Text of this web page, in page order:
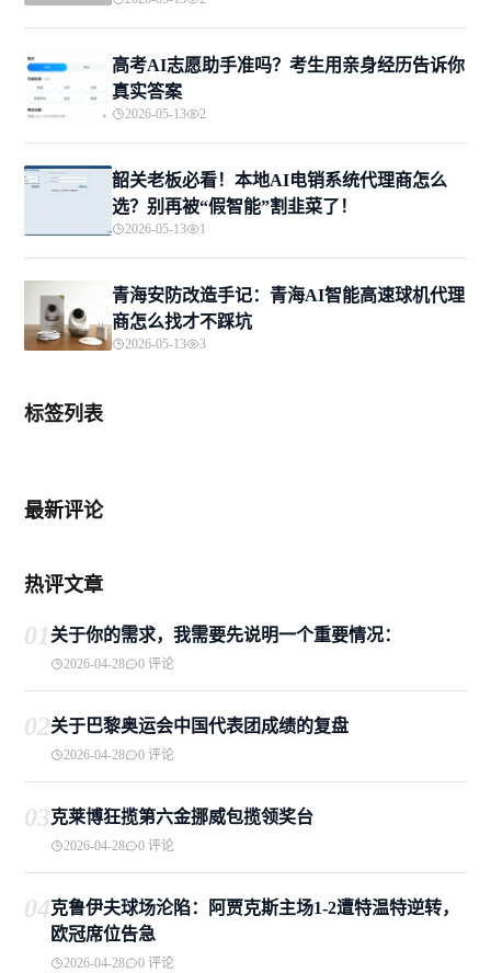
高考AI志愿助手准吗？考生用亲身经历告诉你
真实答案
2026-05-13 2
韶关老板必看！本地AI电销系统代理商怎么
选？别再被“假智能”割韭菜了！
2026-05-13 1
青海安防改造手记：青海AI智能高速球机代理
商怎么找才不踩坑
2026-05-13 3
标签列表
最新评论
热评文章
01关于你的需求，我需要先说明一个重要情况：
2026-04-28 0 评论
02关于巴黎奥运会中国代表团成绩的复盘
2026-04-28 0 评论
03克莱博狂揽第六金挪威包揽领奖台
2026-04-28 0 评论
04克鲁伊夫球场沦陷：阿贾克斯主场1-2遭特温特逆转，
欧冠席位告急
2026-04-28 0 评论